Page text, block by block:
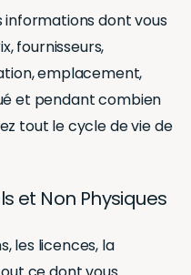
informations dont vous
fournisseurs,
emplacement,
et pendant combien
tout le cycle de vie de
et Non Physiques
les licences, la